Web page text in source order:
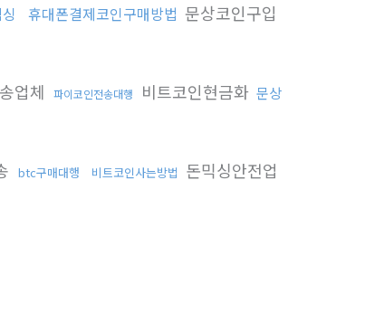
휴대폰결제코인구매방법 문상코인구입
업체 파이코인전송대행 비트코인현금화 문상
btc구매대행 비트코인사는방법 돈믹싱안전업